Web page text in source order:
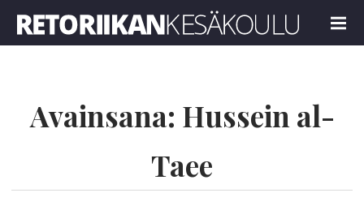
MENU
Avainsana: Hussein al-
Taee